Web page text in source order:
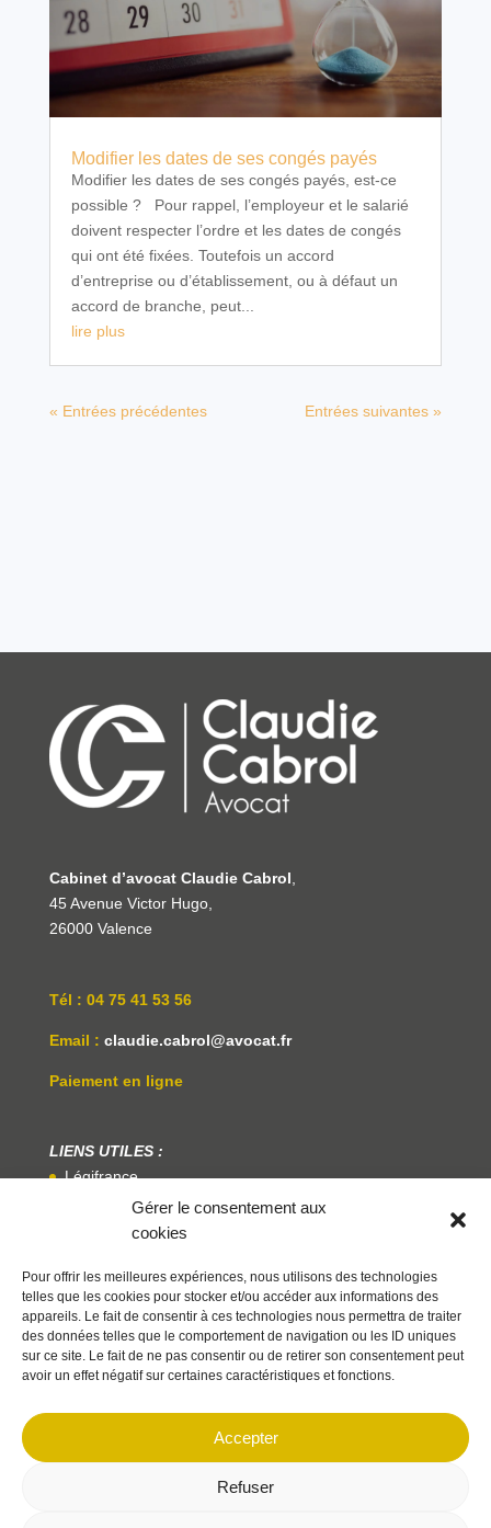
Gérer le consentement aux
cookies
Pour offrir les meilleures expériences, nous utilisons des technologies
telles que les cookies pour stocker et/ou accéder aux informations des
appareils. Le fait de consentir à ces technologies nous permettra de traiter
des données telles que le comportement de navigation ou les ID uniques
sur ce site. Le fait de ne pas consentir ou de retirer son consentement peut
avoir un effet négatif sur certaines caractéristiques et fonctions.
Accepter
Refuser
Modifier les dates de ses congés payés
Modifier les dates de ses congés payés, est-ce
possible ? Pour rappel, l’employeur et le salarié
doivent respecter l’ordre et les dates de congés
qui ont été fixées. Toutefois un accord
d’entreprise ou d’établissement, ou à défaut un
accord de branche, peut...
lire plus
« Entrées précédentes Entrées suivantes »
Cabinet d’avocat Claudie Cabrol,
45 Avenue Victor Hugo,
26000 Valence
Tél : 04 75 41 53 56
Email : claudie.cabrol@avocat.fr
Paiement en ligne
LIENS UTILES :
Légifrance
Service Public
Centre National Des Praticiens De La Médiation
©Me CABROL 2026| Une création Agence
Politique de confidentialité
de cookies